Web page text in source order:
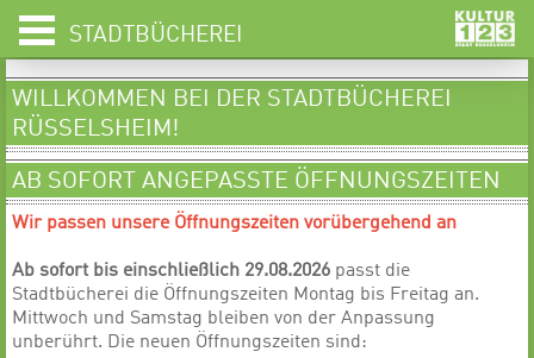
STADTBÜCHEREI
WILLKOMMEN BEI DER STADTBÜCHEREI
RÜSSELSHEIM!
AB SOFORT ANGEPASSTE ÖFFNUNGSZEITEN
Wir passen unsere Öffnungszeiten vorübergehend an
Ab sofort bis einschließlich 29.08.2026 passt die
Stadtbücherei die Öffnungszeiten Montag bis Freitag an.
Mittwoch und Samstag bleiben von der Anpassung
unberührt. Die neuen Öffnungszeiten sind: